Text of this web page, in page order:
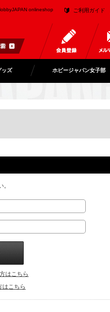
onlineshop ご利用ガイド
ッズ ホビージャパン女子部
はこちら
はこちら